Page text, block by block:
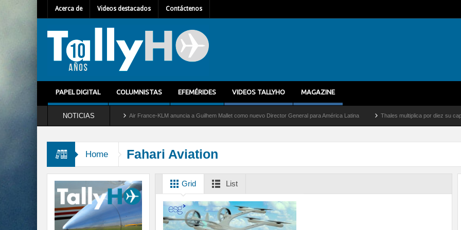
Acerca de Videos destacados Contáctenos
PAPEL DIGITAL COLUMNISTAS EFEMÉRIDES VIDEOS TALLYHO MAGAZINE
NOTICIAS
del servicio al C-2 Greyhound Air France-KLM anuncia a Guilhem Mallet como nuevo Director General para América Latina Thales multiplica por diez su capacidad
Home Fahari Aviation
Grid List